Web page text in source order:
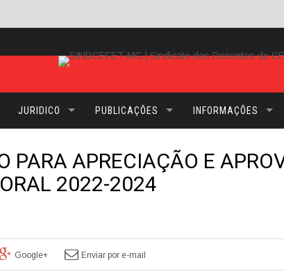
JURIDICO PUBLICAÇÕES INFORMAÇÕES
PARA APRECIAÇÃO E
2022-2024
Google+ Enviar por e-mail